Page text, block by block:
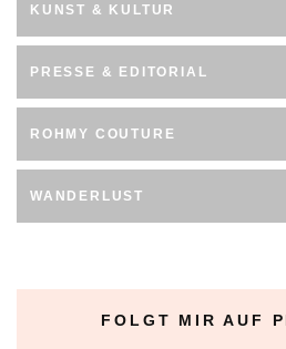
KUNST & KULTUR
PRESSE & EDITORIAL
ROHMY COUTURE
WANDERLUST
FOLGT MIR AUF